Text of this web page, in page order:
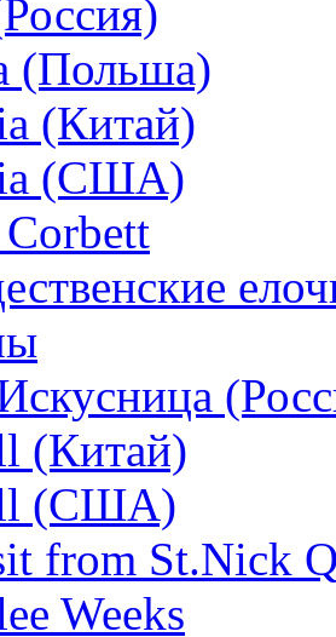
(Польша)
(Китай)
(США)
(Китай)
(США)
from St.Nick
Weeks